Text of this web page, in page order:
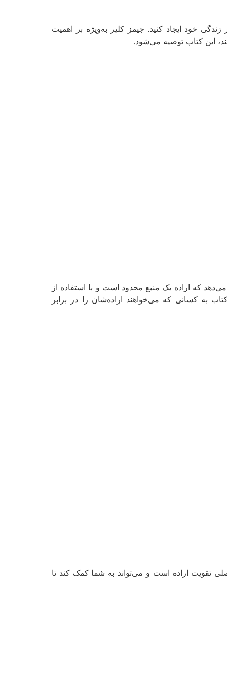
خود ایجاد کنید. جیمز کلیر به‌ویژه بر اهمیت
این کتاب توصیه می‌شود.
که اراده یک منبع محدود است و با استفاده از
به کسانی که می‌خواهند اراده‌شان را در برابر
تقویت اراده است و می‌تواند به شما کمک کند تا